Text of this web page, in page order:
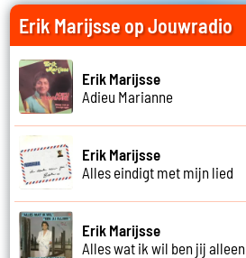
Erik Marijsse op Jouwradio
Erik Marijsse
Adieu Marianne
Erik Marijsse
Alles eindigt met mijn lied
Erik Marijsse
Alles wat ik wil ben jij alleen